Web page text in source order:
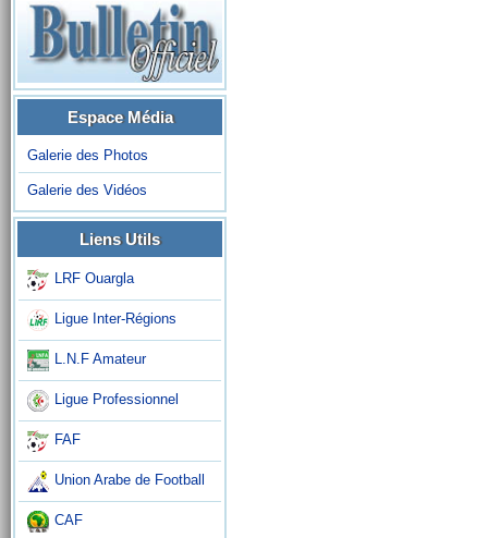
Espace Média
Galerie des Photos
Galerie des Vidéos
Liens Utils
LRF Ouargla
Ligue Inter-Régions
L.N.F Amateur
Ligue Professionnel
FAF
Union Arabe de Football
CAF